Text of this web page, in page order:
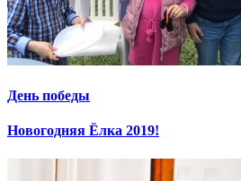
День победы
Новогодняя Ёлка 2019!